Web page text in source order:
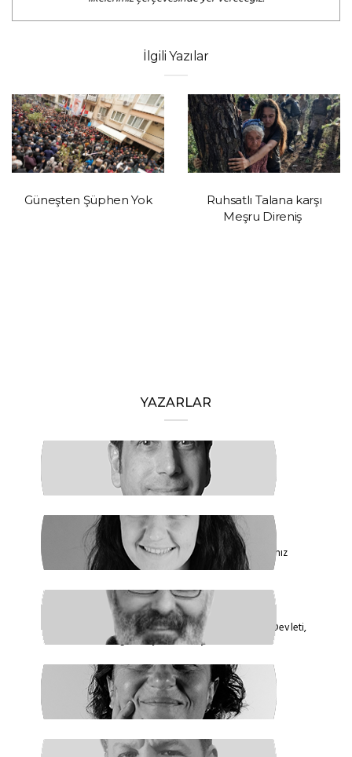
İlgili Yazılar
Güneşten Şüphen Yok
Ruhsatlı Talana karşı
Meşru Direniş
YAZARLAR
HAKAN ÖZTÜRK
Barışa Başlamalıyız
FİDAN ATASELİM
Paketinizle 6284’e Dokunamayacaksınız
VEYSEL AKTAŞ
Faşizmin Yeniden Biçimlenmesi. Kriz Devleti,
Hegemonya ve Türkiye
GÜLSÜM KAV
Şiddetin İlacı, Barışa Kavuşmaktır